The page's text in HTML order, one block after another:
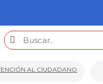
AL CIUDADANO